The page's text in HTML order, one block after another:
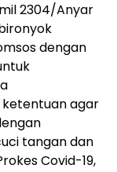
2304/Anyar
dengan
ketentuan agar
tangan dan
Covid-19,